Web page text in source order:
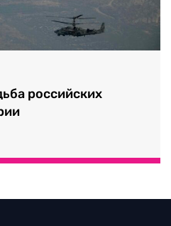
российских